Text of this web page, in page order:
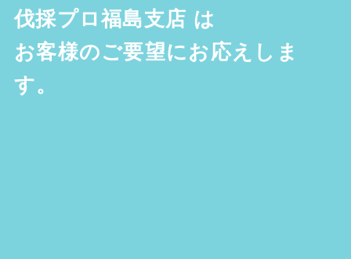
伐採プロ福島支店 は
お客様のご要望にお応えしま
す。